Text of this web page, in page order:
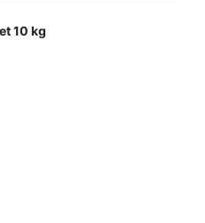
10 kg